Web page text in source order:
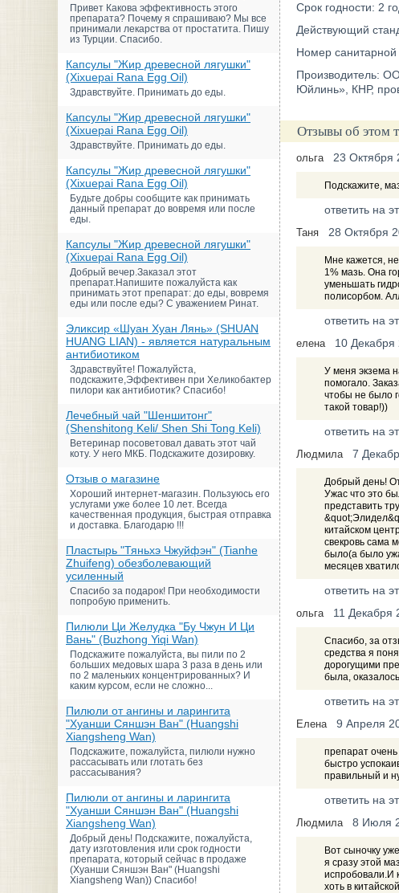
Привет Какова эффективность этого
препарата? Почему я спрашиваю? Мы все
принимали лекарства от простатита. Пишу
из Турции. Спасибо.
Капсулы "Жир древесной лягушки"
(Xixuepai Rana Egg Oil)
Здравствуйте. Принимать до еды.
Капсулы "Жир древесной лягушки"
(Xixuepai Rana Egg Oil)
Здравствуйте. Принимать до еды.
Капсулы "Жир древесной лягушки"
(Xixuepai Rana Egg Oil)
Будьте добры сообщите как принимать
данный препарат до вовремя или после
еды.
Капсулы "Жир древесной лягушки"
(Xixuepai Rana Egg Oil)
Добрый вечер.Заказал этот
препарат.Напишите пожалуйста как
принимать этот препарат: до еды, вовремя
еды или после еды? С уважением Ринат.
Эликсир «Шуан Хуан Лянь» (SHUAN
HUANG LIAN) - является натуральным
антибиотиком
Здравствуйте! Пожалуйста,
подскажите,Эффективен при Хеликобактер
пилори как антибиотик? Спасибо!
Лечебный чай "Шеншитонг"
(Shenshitong Keli/ Shen Shi Tong Keli)
Ветеринар посоветовал давать этот чай
коту. У него МКБ. Подскажите дозировку.
Отзыв о магазине
Хороший интернет-магазин. Пользуюсь его
услугами уже более 10 лет. Всегда
качественная продукция, быстрая отправка
и доставка. Благодарю !!!
Пластырь "Тяньхэ Чжуйфэн" (Tianhe
Zhuifeng) обезболевающий
усиленный
Спасибо за подарок! При необходимости
попробую применить.
Пилюли Ци Желудка "Бу Чжун И Ци
Вань" (Buzhong Yiqi Wan)
Подскажите пожалуйста, вы пили по 2
больших медовых шара 3 раза в день или
по 2 маленьких концентрированных? И
каким курсом, если не сложно...
Пилюли от ангины и ларингита
"Хуанши Сяншэн Ван" (Huangshi
Xiangsheng Wan)
Подскажите, пожалуйста, пилюли нужно
рассасывать или глотать без
рассасывания?
Пилюли от ангины и ларингита
"Хуанши Сяншэн Ван" (Huangshi
Xiangsheng Wan)
Добрый день! Подскажите, пожалуйста,
дату изготовления или срок годности
препарата, который сейчас в продаже
(Хуанши Сяншэн Ван" (Huangshi
Xiangsheng Wan)) Спасибо!
Срок годности: 2
Действующий
Номер
Производитель:
Юйлинь», КНР,
Отзывы об этом
ольга 23 Октября
Подскажите,
ответить на
Таня 28 Октября
Мне кажется,
1% мазь. Она
уменьшать
полисорбом.
ответить на
елена 10 Декабря
У меня экзема
помогало.
чтобы не было
такой товар!))
ответить на
Людмила 7
Добрый день!
Ужас что это
представить
китайском
свекровь сама
было(а было
месяцев
ответить на
ольга 11 Декабря
Спасибо, за
средства я
дорогущими
была,
ответить на
Елена 9 Апреля
препарат
быстро
правильный и
ответить на
Людмила 8 Июля
Вот сыночку
я сразу этой
испробовали.И
хоть в